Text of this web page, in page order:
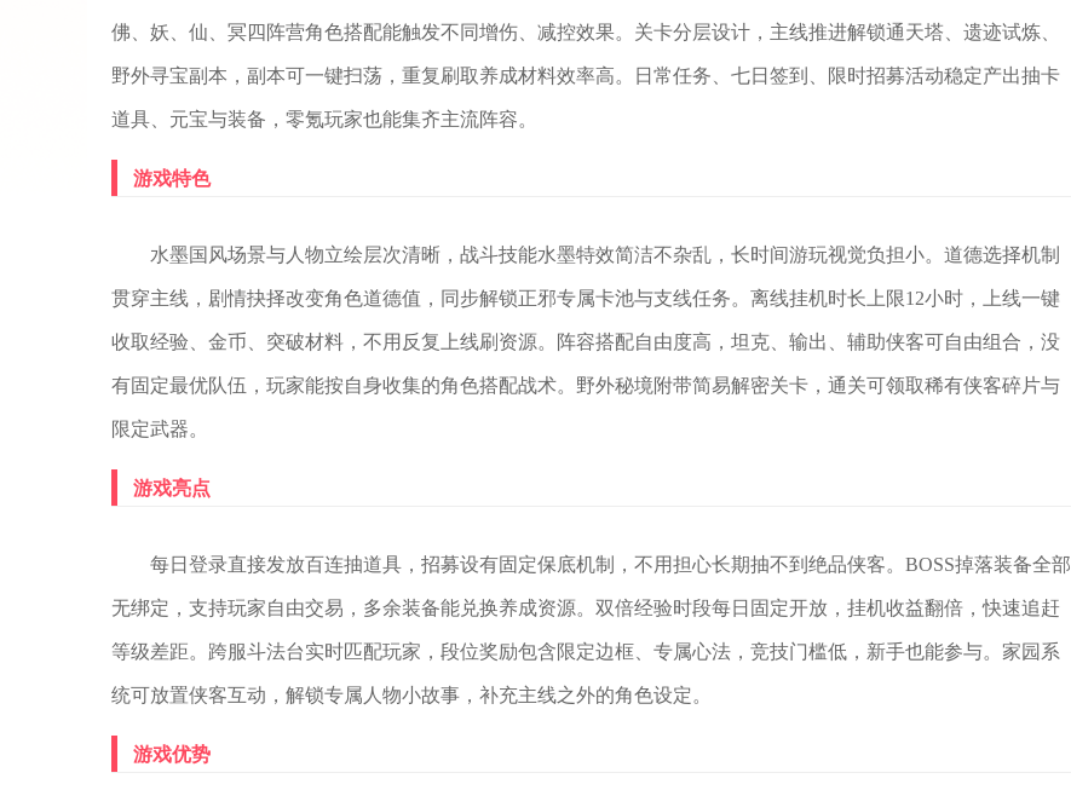
佛、妖、仙、冥四阵营角色搭配能触发不同增伤、减控效果。关卡分层设计，主线推进解锁通天塔、遗迹试炼、
野外寻宝副本，副本可一键扫荡，重复刷取养成材料效率高。日常任务、七日签到、限时招募活动稳定产出抽卡
道具、元宝与装备，零氪玩家也能集齐主流阵容。
游戏特色
水墨国风场景与人物立绘层次清晰，战斗技能水墨特效简洁不杂乱，长时间游玩视觉负担小。道德选择机制
贯穿主线，剧情抉择改变角色道德值，同步解锁正邪专属卡池与支线任务。离线挂机时长上限12小时，上线一键
收取经验、金币、突破材料，不用反复上线刷资源。阵容搭配自由度高，坦克、输出、辅助侠客可自由组合，没
有固定最优队伍，玩家能按自身收集的角色搭配战术。野外秘境附带简易解密关卡，通关可领取稀有侠客碎片与
限定武器。
游戏亮点
每日登录直接发放百连抽道具，招募设有固定保底机制，不用担心长期抽不到绝品侠客。BOSS掉落装备全部
无绑定，支持玩家自由交易，多余装备能兑换养成资源。双倍经验时段每日固定开放，挂机收益翻倍，快速追赶
等级差距。跨服斗法台实时匹配玩家，段位奖励包含限定边框、专属心法，竞技门槛低，新手也能参与。家园系
统可放置侠客互动，解锁专属人物小故事，补充主线之外的角色设定。
游戏优势